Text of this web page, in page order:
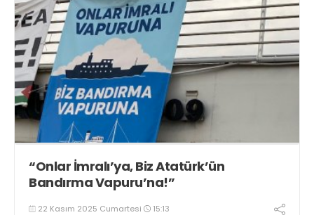
“Onlar İmralı’ya, Biz Atatürk’ün
Bandırma Vapuru’na!”
22 Kasım 2025 Cumartesi 15:13